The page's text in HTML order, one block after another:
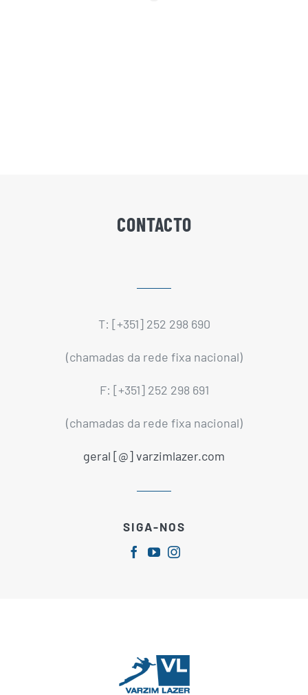
CONTACTO
T: [+351] 252 298 690
(chamadas da rede fixa nacional)
F: [+351] 252 298 691
(chamadas da rede fixa nacional)
geral [@] varzimlazer.com
SIGA-NOS